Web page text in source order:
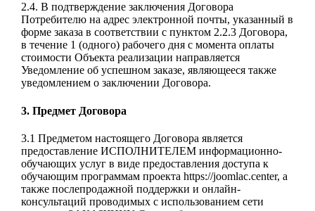
2.4. В подтверждение заключения Договора
Потребителю на адрес электронной почты, указанный в
форме заказа в соответствии с пунктом 2.2.3 Договора,
в течение 1 (одного) рабочего дня с момента оплаты
стоимости Объекта реализации направляется
Уведомление об успешном заказе, являющееся также
уведомлением о заключении Договора.
3. Предмет Договора
3.1 Предметом настоящего Договора является
предоставление ИСПОЛНИТЕЛЕМ информационно-
обучающих услуг в виде предоставления доступа к
обучающим программам проекта https://joomlac.center, а
также послепродажной поддержки и онлайн-
консультаций проводимых с использованием сети